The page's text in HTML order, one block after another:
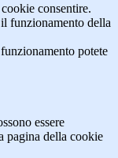
consentire.
funzionamento della
potete
essere
pagina della cookie